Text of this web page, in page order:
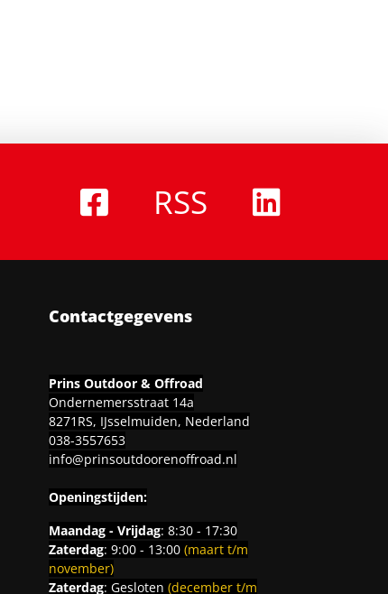
RSS
Contactgegevens
Prins Outdoor & Offroad
Ondernemersstraat 14a
8271RS, IJsselmuiden, Nederland
038-3557653
info@prinsoutdoorenoffroad.nl
Openingstijden:
Maandag - Vrijdag: 8:30 - 17:30
Zaterdag: 9:00 - 13:00 (maart t/m
november)
Zaterdag: Gesloten (december t/m